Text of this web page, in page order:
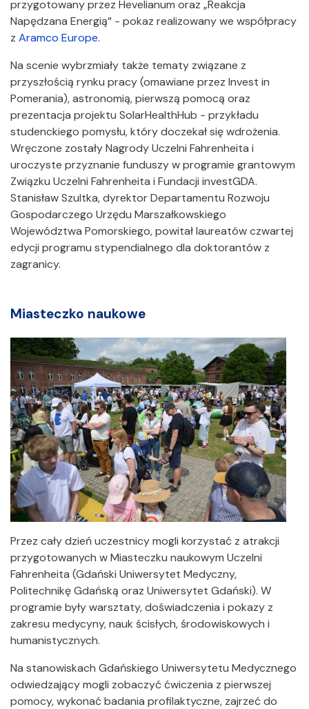
przygotowany przez Hevelianum oraz „Reakcja
Napędzana Energią” - pokaz realizowany we współpracy
z Aramco Europe.
Na scenie wybrzmiały także tematy związane z
przyszłością rynku pracy (omawiane przez Invest in
Pomerania), astronomią, pierwszą pomocą oraz
prezentacja projektu SolarHealthHub - przykładu
studenckiego pomysłu, który doczekał się wdrożenia.
Wręczone zostały Nagrody Uczelni Fahrenheita i
uroczyste przyznanie funduszy w programie grantowym
Związku Uczelni Fahrenheita i Fundacji investGDA.
Stanisław Szultka, dyrektor Departamentu Rozwoju
Gospodarczego Urzędu Marszałkowskiego
Województwa Pomorskiego, powitał laureatów czwartej
edycji programu stypendialnego dla doktorantów z
zagranicy.
Miasteczko naukowe
Przez cały dzień uczestnicy mogli korzystać z atrakcji
przygotowanych w Miasteczku naukowym Uczelni
Fahrenheita (Gdański Uniwersytet Medyczny,
Politechnikę Gdańską oraz Uniwersytet Gdański). W
programie były warsztaty, doświadczenia i pokazy z
zakresu medycyny, nauk ścisłych, środowiskowych i
humanistycznych.
Na stanowiskach Gdańskiego Uniwersytetu Medycznego
odwiedzający mogli zobaczyć ćwiczenia z pierwszej
pomocy, wykonać badania profilaktyczne, zajrzeć do